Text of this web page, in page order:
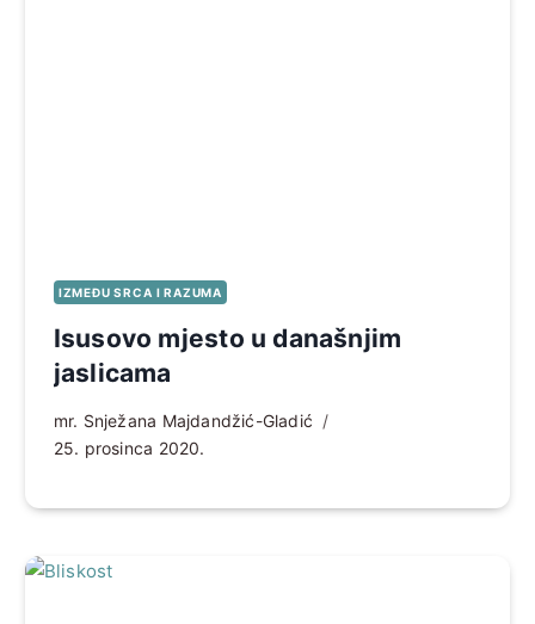
IZMEĐU SRCA I RAZUMA
Isusovo mjesto u današnjim
jaslicama
mr. Snježana Majdandžić-Gladić
25. prosinca 2020.